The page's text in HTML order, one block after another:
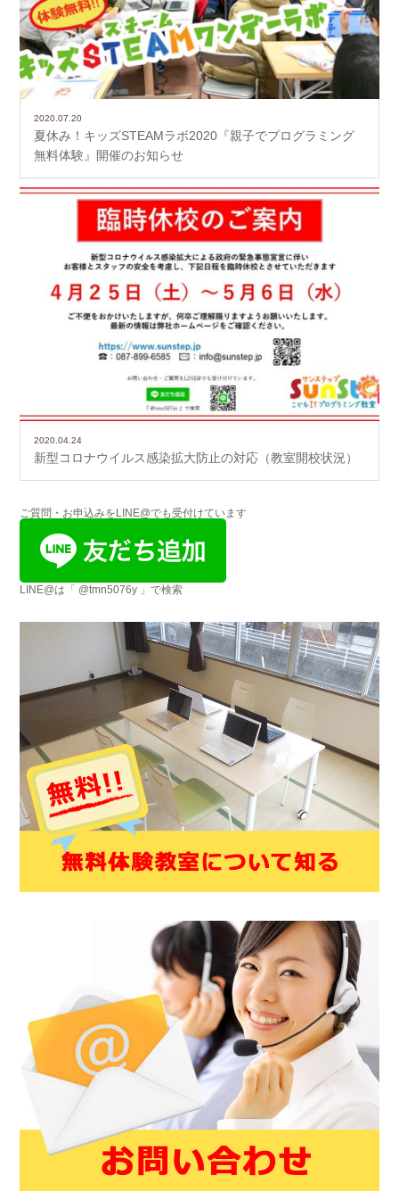
2020.07.20
夏休み！キッズSTEAMラボ2020『親子でプログラミング
無料体験』開催のお知らせ
2020.04.24
新型コロナウイルス感染拡大防止の対応（教室開校状況）
ご質問・お申込みをLINE@でも受付けています
LINE@は「 @tmn5076y 」で検索